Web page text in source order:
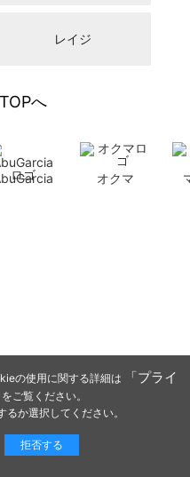
レイジ
へ
オクマ
の使用に関する詳細は
「プライ
をご覧ください。
か選択してください。
拒否する